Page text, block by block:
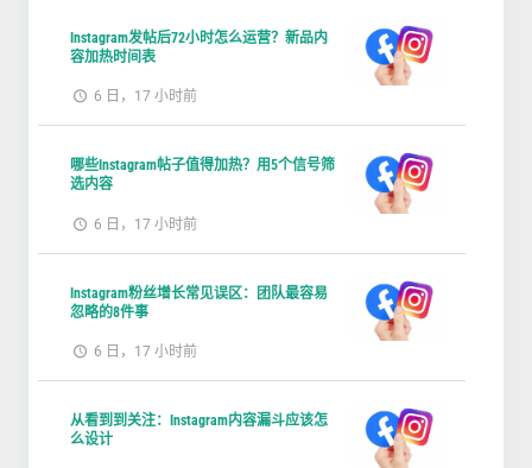
Instagram发帖后72小时怎么运营？新品内
容加热时间表
6 日，17 小时前
哪些Instagram帖子值得加热？用5个信号筛
选内容
6 日，17 小时前
Instagram粉丝增长常见误区：团队最容易
忽略的8件事
6 日，17 小时前
从看到到关注：Instagram内容漏斗应该怎
么设计